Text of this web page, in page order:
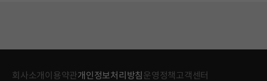
회사소개이용약관개인정보처리방침 운영정책고객센터